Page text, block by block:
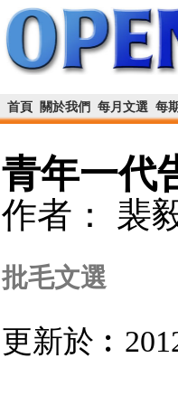
首頁 關於我們 每月文選 每
青年一代
作者： 裴
批毛文選
更新於